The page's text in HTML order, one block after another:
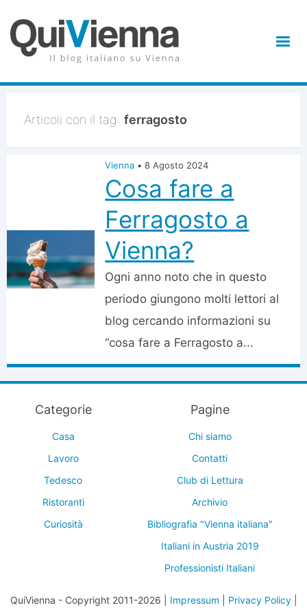
Articoli con il tag: ferragosto
Vienna • 8 Agosto 2024
Cosa fare a
Ferragosto a
Vienna?
Ogni anno noto che in questo
periodo giungono molti lettori al
blog cercando informazioni su
“cosa fare a Ferragosto a...
Categorie
Casa
Lavoro
Tedesco
Ristoranti
Curiosità
Pagine
Chi siamo
Contatti
Club di Lettura
Archivio
Bibliografia "Vienna italiana"
Italiani in Austria 2019
Professionisti Italiani
QuiVienna - Copyright 2011-2026 | Impressum Privacy Policy|